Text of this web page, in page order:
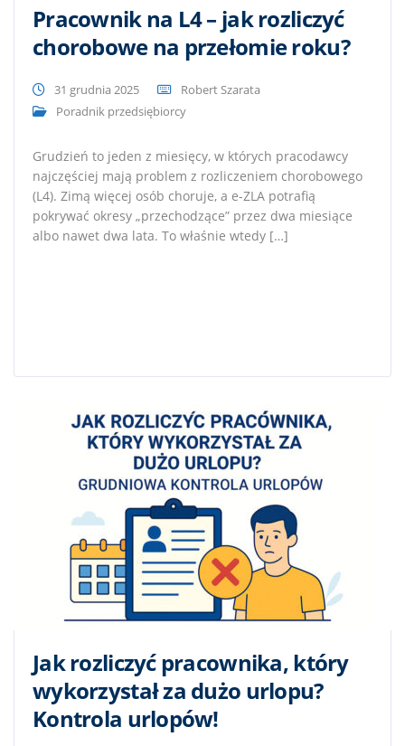
Pracownik na L4 – jak rozliczyć
chorobowe na przełomie roku?
31 grudnia 2025
Robert Szarata
Poradnik przedsiębiorcy
Grudzień to jeden z miesięcy, w których pracodawcy
najczęściej mają problem z rozliczeniem chorobowego
(L4). Zimą więcej osób choruje, a e-ZLA potrafią
pokrywać okresy „przechodzące” przez dwa miesiące
albo nawet dwa lata. To właśnie wtedy […]
Jak rozliczyć pracownika, który
wykorzystał za dużo urlopu?
Kontrola urlopów!